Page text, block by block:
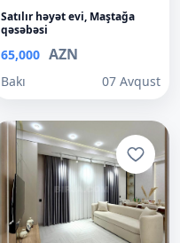
Satılır həyət evi, Maştağa
qəsəbəsi
65,000 AZN
Bakı 07 Avqust